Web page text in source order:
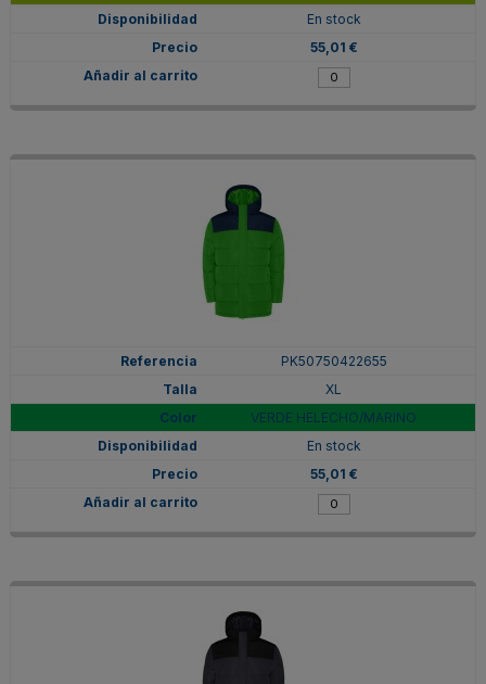
En stock
55,01 €
PK50750422655
XL
VERDE HELECHO/MARINO
En stock
55,01 €